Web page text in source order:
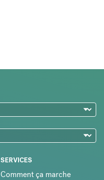
SERVICES
Comment ça marche